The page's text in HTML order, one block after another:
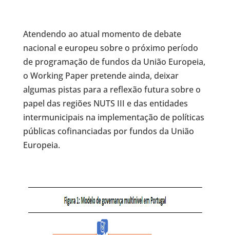
Atendendo ao atual momento de debate
nacional e europeu sobre o próximo período
de programação de fundos da União Europeia,
o Working Paper pretende ainda, deixar
algumas pistas para a reflexão futura sobre o
papel das regiões NUTS III e das entidades
intermunicipais na implementação de políticas
públicas cofinanciadas por fundos da União
Europeia.